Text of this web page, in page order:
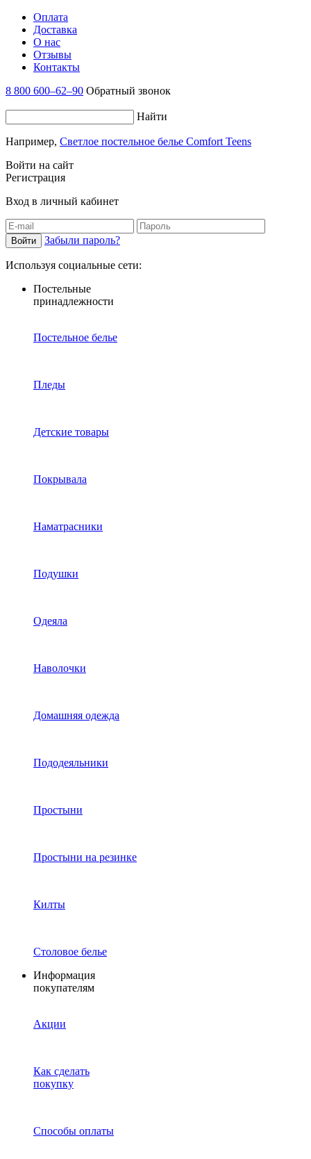
Оплата
Доставка
О нас
Отзывы
Контакты
8 800 600–62–90 Обратный звонок
Найти
Например, Светлое постельное белье Comfort Teens
Войти на сайт
Регистрация
Вход в личный кабинет
Забыли пароль?
Используя социальные сети:
Постельные
принадлежности
Постельное белье
Пледы
Детские товары
Покрывала
Наматрасники
Подушки
Одеяла
Наволочки
Домашняя одежда
Пододеяльники
Простыни
Простыни на резинке
Килты
Столовое белье
Информация
покупателям
Акции
Как сделать
покупку
Способы оплаты